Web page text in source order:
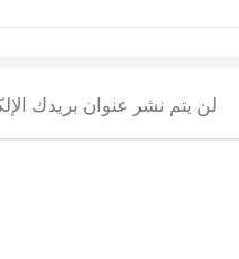
لن يتم نشر عنوان بريدك